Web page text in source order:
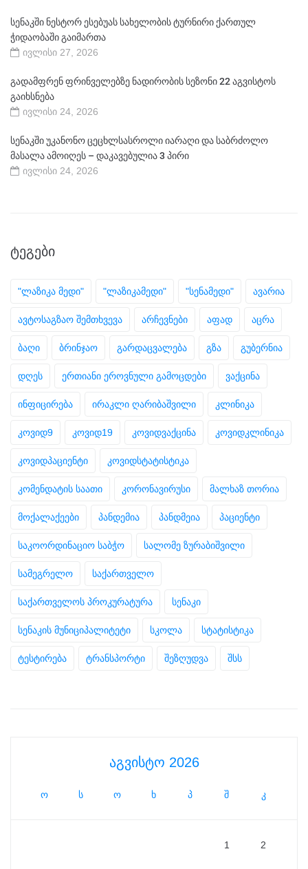
სენაკში ნესტორ ესებუას სახელობის ტურნირი ქართულ
ჭიდაობაში გაიმართა
ივლისი 27, 2026
გადამფრენ ფრინველებზე ნადირობის სეზონი 22 აგვისტოს
გაიხსნება
ივლისი 24, 2026
სენაკში უკანონო ცეცხლსასროლი იარაღი და საბრძოლო
მასალა ამოიღეს – დაკავებულია 3 პირი
ივლისი 24, 2026
ᲢᲔᲒᲔᲑᲘ
"ლაზიკა მედი" "ლაზიკამედი" "სენამედი" ავარია
ავტოსაგზაო შემთხვევა არჩევნები აფად აცრა
ბაღი ბრინჯაო გარდაცვალება გზა გუბერნია
დღეს ერთიანი ეროვნული გამოცდები ვაქცინა
ინფიცირება ირაკლი ღარიბაშვილი კლინიკა
კოვიდ9 კოვიდ19 კოვიდვაქცინა კოვიდკლინიკა
კოვიდპაციენტი კოვიდსტატისტიკა
კომენდატის საათი კორონავირუსი მალხაზ თორია
მოქალაქეები პანდემია პანდმეია პაციენტი
საკოორდინაციო საბჭო სალომე ზურაბიშვილი
სამეგრელო საქართველო
საქართველოს პროკურატურა სენაკი
სენაკის მუნიციპალიტეტი სკოლა სტატისტიკა
ტესტირება ტრანსპორტი შეზღუდვა შსს
აგვისტო 2026
ო ს ო ხ პ შ კ
1 2